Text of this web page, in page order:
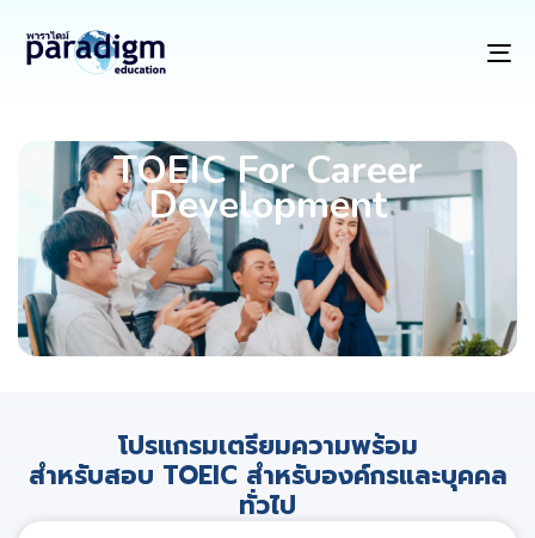
TOEIC For Career
Development
โปรแกรมเตรียมความพร้อม
สำหรับสอบ TOEIC สำหรับองค์กรและบุคคล
ทั่วไป